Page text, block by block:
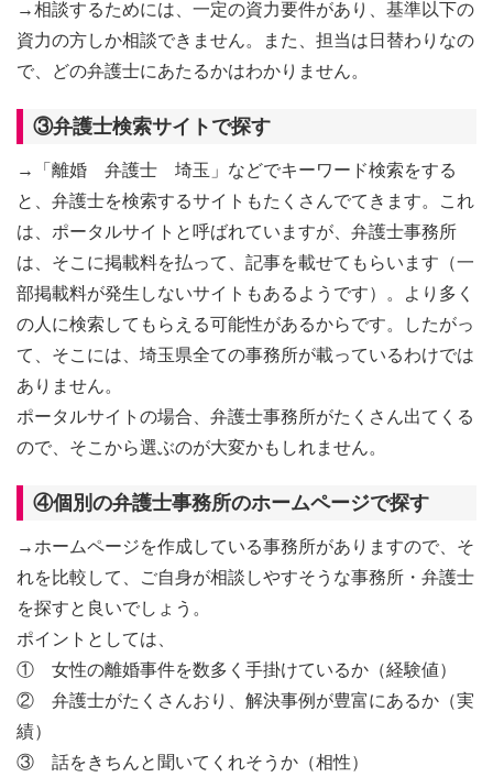
→相談するためには、一定の資力要件があり、基準以下の
資力の方しか相談できません。また、担当は日替わりなの
で、どの弁護士にあたるかはわかりません。
③弁護士検索サイトで探す
→「離婚 弁護士 埼玉」などでキーワード検索をする
と、弁護士を検索するサイトもたくさんでてきます。これ
は、ポータルサイトと呼ばれていますが、弁護士事務所
は、そこに掲載料を払って、記事を載せてもらいます（一
部掲載料が発生しないサイトもあるようです）。より多く
の人に検索してもらえる可能性があるからです。したがっ
て、そこには、埼玉県全ての事務所が載っているわけでは
ありません。
ポータルサイトの場合、弁護士事務所がたくさん出てくる
ので、そこから選ぶのが大変かもしれません。
④個別の弁護士事務所のホームページで探す
→ホームページを作成している事務所がありますので、そ
れを比較して、ご自身が相談しやすそうな事務所・弁護士
を探すと良いでしょう。
ポイントとしては、
① 女性の離婚事件を数多く手掛けているか（経験値）
② 弁護士がたくさんおり、解決事例が豊富にあるか（実
績）
③ 話をきちんと聞いてくれそうか（相性）